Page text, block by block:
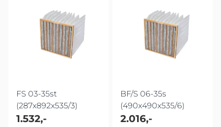
FS 03-35st
(287x892x535/3)
1.532,-
BF/S 06-35s
(490x490x535/6)
2.016,-